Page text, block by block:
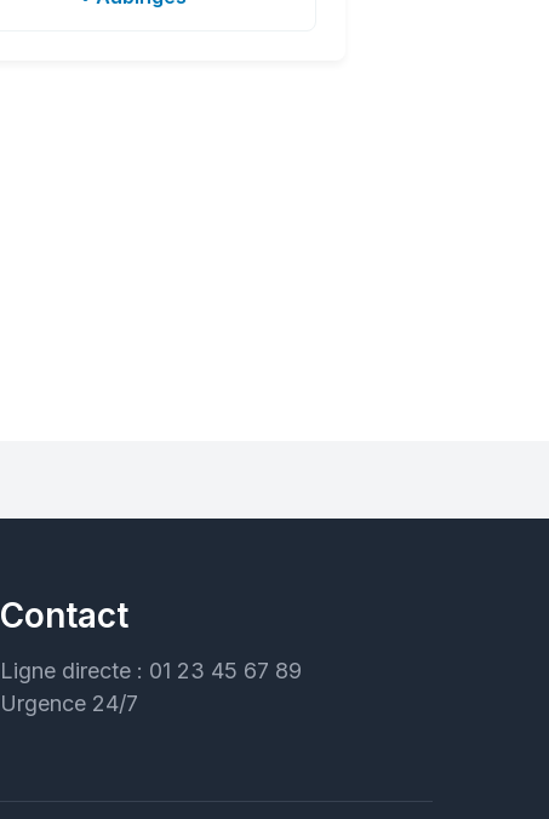
Contact
Ligne directe : 01 23 45 67 89
Urgence 24/7